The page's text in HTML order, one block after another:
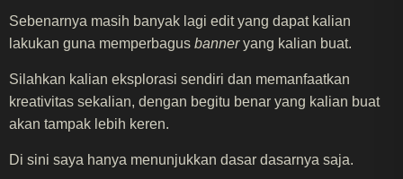
Sebenarnya masih banyak lagi edit yang dapat kalian
lakukan guna memperbagus banneryang kalian buat.
Silahkan kalian eksplorasi sendiri dan memanfaatkan
kreativitas sekalian, dengan begitu benar yang kalian buat
akan tampak lebih keren.
Di sini saya hanya menunjukkan dasar dasarnya saja.